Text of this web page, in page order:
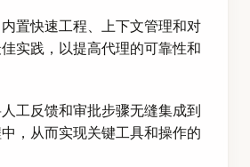
内置快速工程、上下文管理和对
实践，以提高代理的可靠性和
人工反馈和审批步骤无缝集成到
，从而实现关键工具和操作的